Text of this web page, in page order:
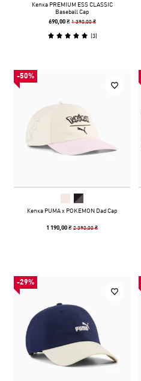
Кепка PREMIUM ESS CLASSIC
Baseball Cap
690,00 ₴ 1 390,00 ₴
(3)
-50%
Кепка PUMA x POKEMON Dad Cap
1 190,00 ₴2 390,00 ₴
-29%